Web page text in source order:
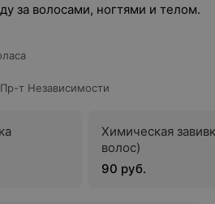
за волосами, ногтями и телом.
Пр-т Независимости
Химическая
волос)
90 руб.